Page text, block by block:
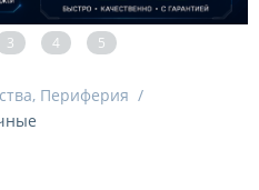
3 4 5
Периферия /